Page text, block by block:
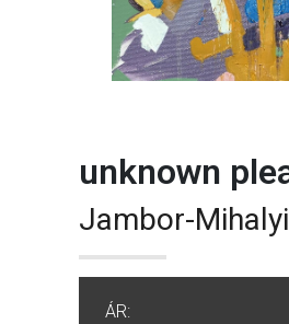
unknown
Jambor-
ÁR: